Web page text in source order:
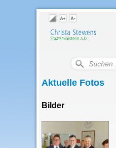
Aktuelle Fotos
Bilder